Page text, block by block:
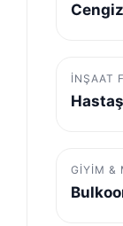
İNŞAAT
GIYIM &